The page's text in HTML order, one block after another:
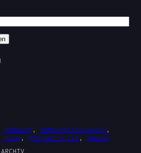
Hoffnung , Hoffnungslosigkeit
klug , Projekt *.txt , unklug